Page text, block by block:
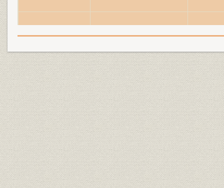
役員 全国銀行協会連合会歴代副会長 昭和20年9